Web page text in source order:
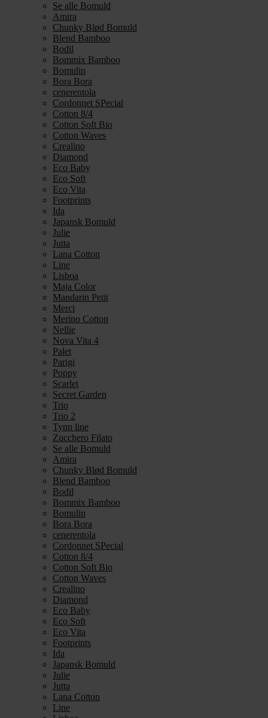
Se alle Bomuld
Amira
Chunky Blød Bomuld
Blend Bamboo
Bodil
Bommix Bamboo
Bomulin
Bora Bora
cenerentola
Cordonnet SPecial
Cotton 8/4
Cotton Soft Bio
Cotton Waves
Crealino
Diamond
Eco Baby
Eco Soft
Eco Vita
Footprints
Ida
Japansk Bomuld
Julie
Jutta
Lana Cotton
Line
Lisboa
Maja Color
Mandarin Petit
Merci
Merino Cotton
Nellie
Nova Vita 4
Palet
Parigi
Poppy
Scarlet
Secret Garden
Trio
Trio 2
Tynn line
Zucchero Filato
Se alle Bomuld
Amira
Chunky Blød Bomuld
Blend Bamboo
Bodil
Bommix Bamboo
Bomulin
Bora Bora
cenerentola
Cordonnet SPecial
Cotton 8/4
Cotton Soft Bio
Cotton Waves
Crealino
Diamond
Eco Baby
Eco Soft
Eco Vita
Footprints
Ida
Japansk Bomuld
Julie
Jutta
Lana Cotton
Line